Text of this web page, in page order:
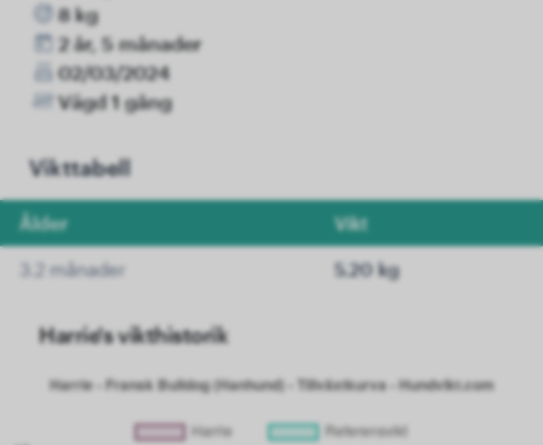
8 kg
2 år, 5 månader
02/03/2024
Vägd 1 gång
Vikttabell
Ålder Vikt
3.2 månader 5.20 kg
Harrie's vikthistorik